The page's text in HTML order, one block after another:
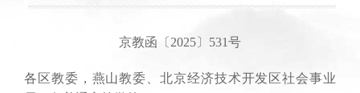
京教函〔2025〕531号
各区教委，燕山教委、北京经济技术开发区社会事业